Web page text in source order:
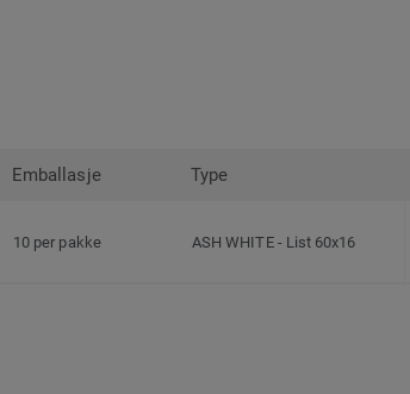
Emballasje Type
10 per pakke ASH WHITE - List 60x16